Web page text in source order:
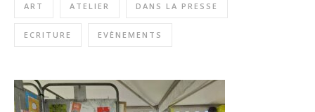
ART ATELIER DANS LA PRESSE
ECRITURE EVÈNEMENTS